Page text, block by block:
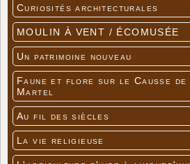
Curiosités architecturales
MOULIN À VENT / ÉCOMUSÉE
Un patrimoine nouveau
Faune et flore sur le Causse de
Martel
Au fil des siècles
La vie religieuse